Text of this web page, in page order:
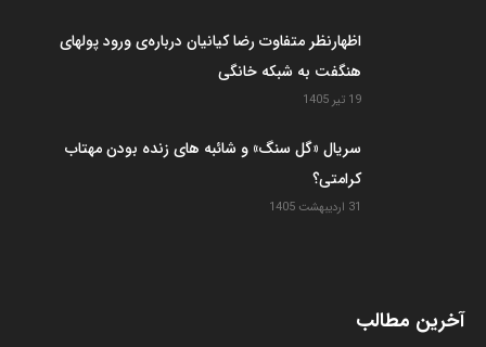
اظهارنظر متفاوت رضا کیانیان درباره‌ی ورود پولهای
هنگفت به شبکه خانگی
19 تیر 1405
سریال «گل سنگ» و شائبه های زنده بودن مهتاب
کرامتی؟
31 اردیبهشت 1405
آخرین مطالب